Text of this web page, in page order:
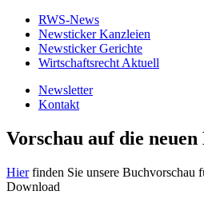
RWS-News
Newsticker Kanzleien
Newsticker Gerichte
Wirtschaftsrecht Aktuell
Newsletter
Kontakt
Vorschau auf die neuen
Hierfinden Sie unsere Buchvorschau
Download